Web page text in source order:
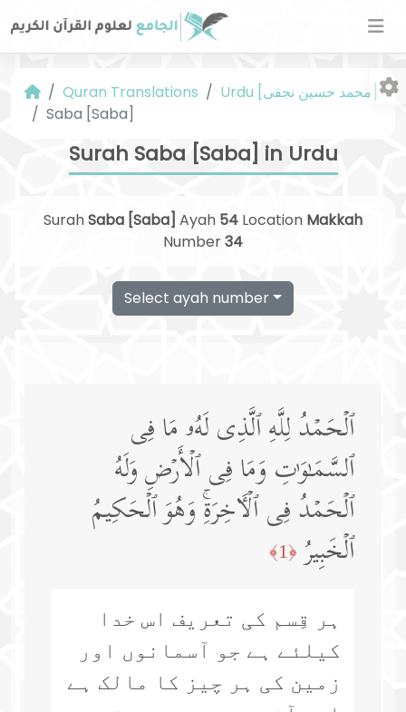
Quran Translations
Saba [Saba]
Surah Saba [Saba] in Urdu
SurahSaba [Saba] Ayah 54 Location Makkah
Number34
Select ayah number
ٱلۡحَمۡدُ لِلَّهِ ٱلَّذِی لَهُۥ مَا فِی
ٱلسَّمَـٰوَ ٰ⁠تِ وَمَا فِی ٱلۡأَرۡضِ وَلَهُ
ٱلۡحَمۡدُ فِی ٱلۡـَٔاخِرَةِۚ وَهُوَ ٱلۡحَكِیمُ
ٱلۡخَبِیرُ ﴿1﴾
ہر قِسم کی تعریف اس خدا
کیلئے ہے جو آسمانوں اور
زمین کی ہر چیز کا مالک ہے